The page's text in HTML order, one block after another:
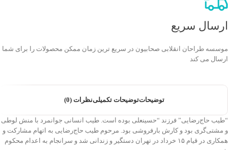
ارسال سریع
موسسه طراحان انقلابی صحابیون در سریع ترین زمان ممکن محصولات را برای شما
ارسال می کند
توضیحاتتوضیحات تکمیلینظرات (0)
“طیب حاج‌رضایی” فرزند “حسینعلی بوده است. طیب انسانی جوانمرد با منش لوطی
و مشتی‌گری بود و کارش بارفروشی بود. مرحوم طیب حاج‌رضایی به اتهام مشارکت و
همکاری در قیام ۱۵ خرداد در تهران دستگیر و زندانی شد و سرانجام به اعدام محکوم